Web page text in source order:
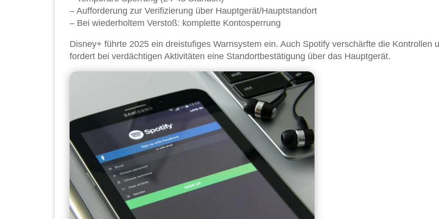
– Aufforderung zur Verifizierung über Hauptgerät/Hauptstandort
– Bei wiederholtem Verstoß: komplette Kontosperrung
Disney+ führte 2025 ein dreistufiges Warnsystem ein. Auch Spotify verschärfte die Kontrollen
fordert bei verdächtigen Aktivitäten eine Standortbestätigung über das Hauptgerät.